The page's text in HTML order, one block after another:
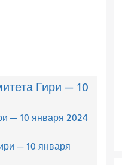
Гири — 10
— 10 января 2024
— 10 января